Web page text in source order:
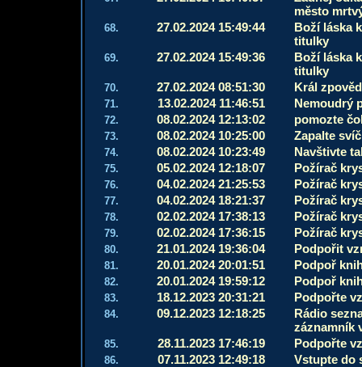
město
68. 27.02.2024 15:49:44
Boží láska
titulky
69. 27.02.2024 15:49:36
Boží láska
titulky
70. 27.02.2024 08:51:30 Král
71. 13.02.2024 11:46:51 Nemoudrý
72. 08.02.2024 12:13:02 pomozte
73. 08.02.2024 10:25:00 Zapalte
74. 08.02.2024 10:23:49 Navštivte
75. 05.02.2024 12:18:07 Požírač
76. 04.02.2024 21:25:53 Požírač
77. 04.02.2024 18:21:37 Požírač
78. 02.02.2024 17:38:13 Požírač
79. 02.02.2024 17:36:15 Požírač
80. 21.01.2024 19:36:04 Podpořit
81. 20.01.2024 20:01:51 Podpoř
82. 20.01.2024 19:59:12 Podpoř
83. 18.12.2023 20:31:21 Podpořte
84. 09.12.2023 12:18:25
Rádio
záznamník
85. 28.11.2023 17:46:19 Podpořte
86. 07.11.2023 12:49:18 Vstupte do